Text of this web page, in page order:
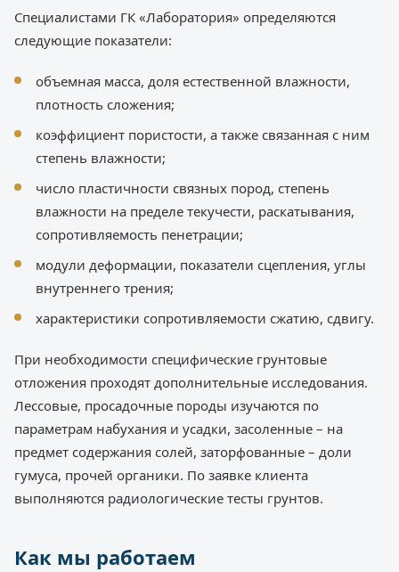
Специалистами ГК «Лаборатория» определяются
следующие показатели:
объемная масса, доля естественной влажности,
плотность сложения;
коэффициент пористости, а также связанная с ним
степень влажности;
число пластичности связных пород, степень
влажности на пределе текучести, раскатывания,
сопротивляемость пенетрации;
модули деформации, показатели сцепления, углы
внутреннего трения;
характеристики сопротивляемости сжатию, сдвигу.
При необходимости специфические грунтовые
отложения проходят дополнительные исследования.
Лессовые, просадочные породы изучаются по
параметрам набухания и усадки, засоленные – на
предмет содержания солей, заторфованные – доли
гумуса, прочей органики. По заявке клиента
выполняются радиологические тесты грунтов.
Как мы работаем